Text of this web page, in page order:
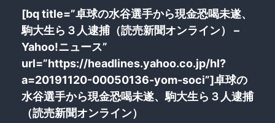
[bq title=”卓球の水谷選手から現金恐喝未遂、
駒大生ら３人逮捕（読売新聞オンライン） –
Yahoo!ニュース”
url=”https://headlines.yahoo.co.jp/hl?
a=20191120-00050136-yom-soci”]卓球の
水谷選手から現金恐喝未遂、駒大生ら３人逮捕
（読売新聞オンライン）